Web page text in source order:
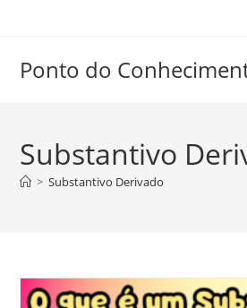
conteúdo
Ponto do
Substantivo
> Substantivo Derivado